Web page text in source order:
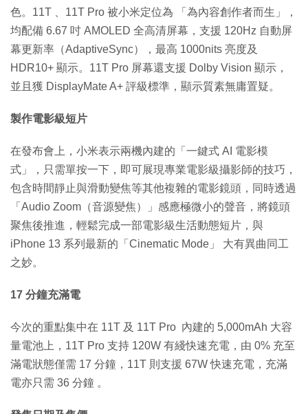
色。11T 、11T Pro 被小米定位為 「為內容創作者而生」，
均配備 6.67 吋 AMOLED 全高清屏幕，支援 120Hz 自動屏
幕更新率（AdaptiveSync），最高 1000nits 亮度及
HDR10+ 顯示。11T Pro 屏幕還支援 Dolby Vision 顯示，
並且獲 DisplayMate A+ 評級標準，顯示質素無庸置疑。
製作電影級短片
在發布會上，小米表示兩機內建的「一鍵式 AI 電影模
式」，只需單按一下，即可展現專業電影級攝影師的技巧，
包含時間靜止與滑動變焦等其他複雜的電影鏡頭，同時透過
「Audio Zoom（音源變焦）」感應極微小的聲音，將鏡頭
聚焦後推進，輕鬆完成一部電影級生活動態短片，與
iPhone 13 系列最新的「Cinematic Mode」 大有異曲同工
之妙。
17 分鐘充滿電
今次的重點集中在 11T 及 11T Pro 內建的 5,000mAh 大容
量電池上，11T Pro 支持 120W 有綫快速充電，由 0% 充至
滿電狀態僅需 17 分鐘，11T 則支援 67W 快速充電，充滿
電亦只需 36 分鐘 。